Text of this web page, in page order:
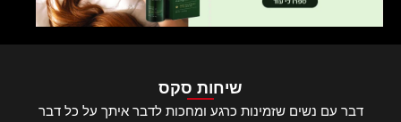
שיחות סקס
דבר עם נשים שזמינות כרגע ומחכות לדבר איתך על כל דבר